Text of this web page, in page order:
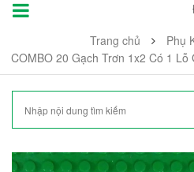
Trang chủ
Phụ
COMBO 20 Gạch Trơn 1x2 Có 1